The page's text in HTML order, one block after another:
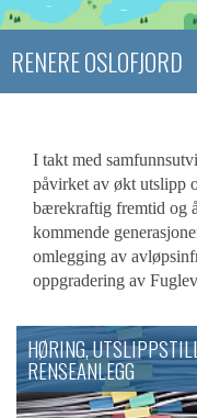
RENERE OSLOFJORD
I takt med
påvirket av økt utslipp
bærekraftig fremtid og
kommende
omlegging av
oppgradering av
HØRING,
RENSEANLEGG